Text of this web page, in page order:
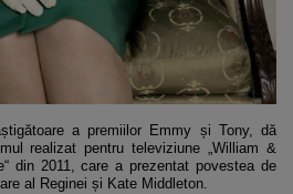
a premiilor Emmy și Tony, dă
realizat pentru televiziune „William &
din 2011, care a prezentat povestea de
al Reginei și Kate Middleton.